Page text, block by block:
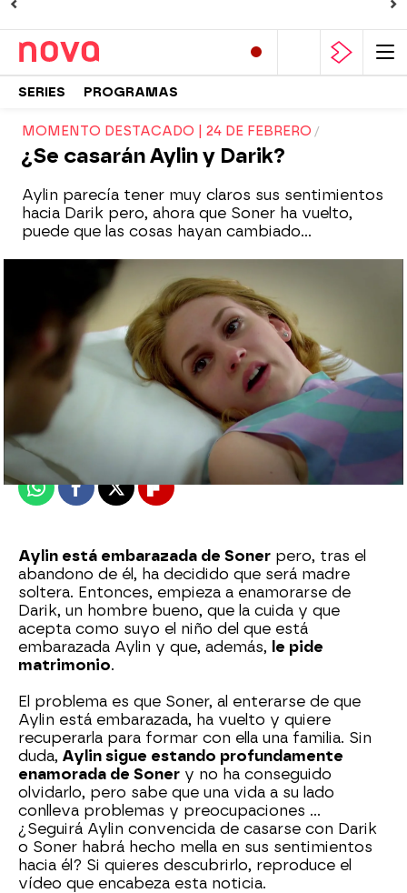
SERIES PROGRAMAS
MOMENTO DESTACADO | 24 DE FEBRERO
¿Se casarán Aylin y Darik?
Aylin parecía tener muy claros sus sentimientos
hacia Darik pero, ahora que Soner ha vuelto,
puede que las cosas hayan cambiado...
Nova
24 de febrero de 2022, 21:34
WhatsappFacebook
X Flipboard
Aylin está embarazada de Soner pero, tras el
abandono de él, ha decidido que será madre
soltera. Entonces, empieza a enamorarse de
Darik, un hombre bueno, que la cuida y que
acepta como suyo el niño del que está
embarazada Aylin y que, además, le pide
matrimonio.
El problema es que Soner, al enterarse de que
Aylin está embarazada, ha vuelto y quiere
recuperarla para formar con ella una familia. Sin
duda, Aylin sigue estando profundamente
enamorada de Soner y no ha conseguido
olvidarlo, pero sabe que una vida a su lado
conlleva problemas y preocupaciones ...
¿Seguirá Aylin convencida de casarse con Darik
o Soner habrá hecho mella en sus sentimientos
hacia él? Si quieres descubrirlo, reproduce el
vídeo que encabeza esta noticia.